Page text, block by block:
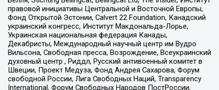
правовой инициативы Центральной и Восточной Европы,
Фонд Открытой Эстонии, Calvert 22 Foundation, Канадский
украинский конгресс, Институт Макдональда-Лорье,
Украинская национальная федерация Канады,
Декабристы, Международный научный центр им Вудро
Вильсона, Свободная пресса, Возрождение, Всеукраинский
духовный центр , Риддл, Русский антивоенный комитет в
Швеции, Проект Медуза, Фонд Андрея Сахарова, Форум
свободной России, Лига Свободных Наций, Transparеncy
International, Форум Свободных Народов ПостРоссии,